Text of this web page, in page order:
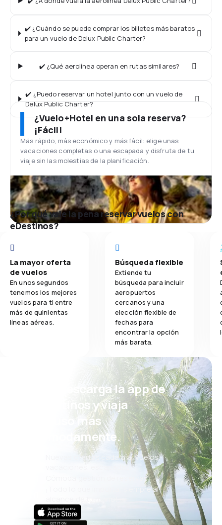
✔️ ¿Cuándo se puede comprar los billetes más baratos
para un vuelo de Delux Public Charter?
✔️ ¿Qué aerolínea operan en rutas similares?
✔️ ¿Puedo reservar un hotel junto con un vuelo de
Delux Public Charter?
¿Vuelo+Hotel en una sola reserva?
¡Fácil!
Más rápido, más económico y más fácil: elige unas
vacaciones completas o una escapada y disfruta de tu
viaje sin las molestias de la planificación.
¿Por qué vale la pena reservar vuelos con
eDestinos?
La mayor oferta
de vuelos
En unos segundos
tenemos los mejores
vuelos para ti entre
más de quinientas
líneas aéreas.
Búsqueda flexible
Extiende tu
búsqueda para incluir
aeropuertos
cercanos y una
elección flexible de
fechas para
encontrar la opción
más barata.
¡Eh! Descarga la app de
eDestinos y viaja
incluso más
cómodamente.
Nuevas ofertas cada día: vuelos,
vacaciones, escapadas
Cómoda gestión de reservas
¡Todo lo que importa, siempre al